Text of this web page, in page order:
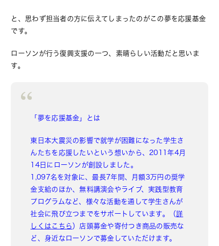
と、思わず担当者の方に伝えてしまったのがこの夢を応援基金
です。
ローソンが行う復興支援の一つ、素晴らしい活動だと思いま
す。
「夢を応援基金」とは
東日本大震災の影響で就学が困難になった学生さ
んたちを応援したいという想いから、2011年4月
14日にローソンが創設しました。
1,097名を対象に、最長7年間、月額3万円の奨学
金支給のほか、無料講演会やライブ、実践型教育
プログラムなど、様々な活動を通して学生さんが
社会に飛び立つまでをサポートしています。（詳
しくはこちら ） 店頭募金や寄付つき商品の販売な
ど、身近なローソンで募金していただけます。